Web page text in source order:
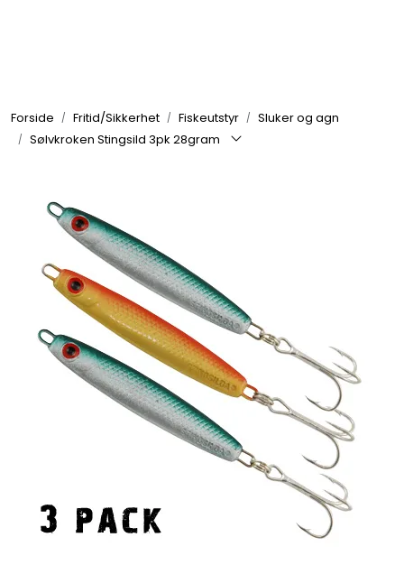
Forside Fritid/Sikkerhet Fiskeutstyr
Sluker og agn
Sølvkroken Stingsild 3pk 28gram
Elektrisk
Komfort
VVS
Motor/Styring
Fortøyning
Båtpleie/Opplag